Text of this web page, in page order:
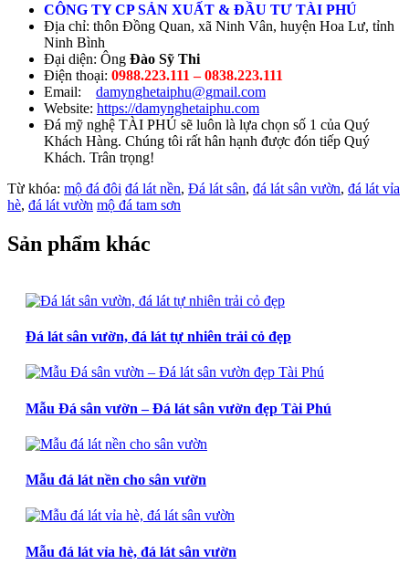
CÔNG TY CP SẢN XUẤT & ĐẦU TƯ TÀI PHÚ
Địa chỉ: thôn Đồng Quan, xã Ninh Vân, huyện Hoa Lư, tỉnh
Ninh Bình
Đại diện: Ông Đào Sỹ Thi
Điện thoại: 0988.223.111 – 0838.223.111
Email: damynghetaiphu@gmail.com
Website: https://damynghetaiphu.com
Đá mỹ nghệ TÀI PHÚ sẽ luôn là lựa chọn số 1 của Quý
Khách Hàng. Chúng tôi rất hân hạnh được đón tiếp Quý
Khách. Trân trọng!
Từ khóa: mộ đá đôi đá lát nền, Đá lát sân, đá lát sân vườn, đá lát vỉa
hè, đá lát vườn mộ đá tam sơn
Sản phẩm khác
Đá lát sân vườn, đá lát tự nhiên trải cỏ đẹp
Mẫu Đá sân vườn – Đá lát sân vườn đẹp Tài Phú
Mẫu đá lát nền cho sân vườn
Mẫu đá lát vỉa hè, đá lát sân vườn